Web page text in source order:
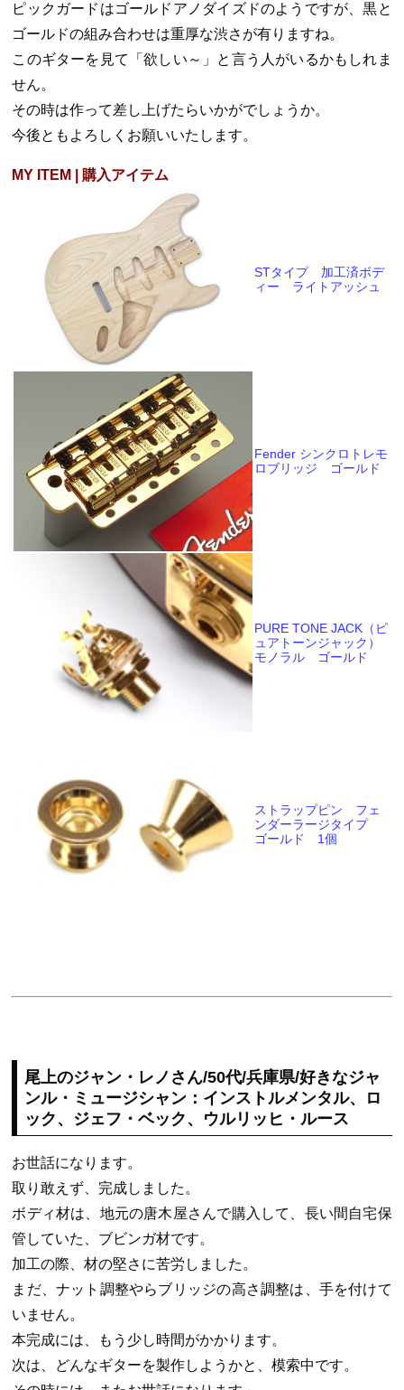
ピックガードはゴールドアノダイズドのようですが、黒と
ゴールドの組み合わせは重厚な渋さが有りますね。
このギターを見て「欲しい～」と言う人がいるかもしれま
せん。
その時は作って差し上げたらいかがでしょうか。
今後ともよろしくお願いいたします。
MY ITEM | 購入アイテム
STタイプ 加工済ボデ
ィー ライトアッシュ
Fender シンクロトレモ
ロブリッジ ゴールド
PURE TONE JACK（ピ
ュアトーンジャック）
モノラル ゴールド
ストラップピン フェ
ンダーラージタイプ
ゴールド 1個
尾上のジャン・レノさん/50代/兵庫県/好きなジャ
ンル・ミュージシャン：インストルメンタル、ロ
ック、ジェフ・ベック、ウルリッヒ・ルース
お世話になります。
取り敢えず、完成しました。
ボディ材は、地元の唐木屋さんで購入して、長い間自宅保
管していた、ブビンガ材です。
加工の際、材の堅さに苦労しました。
まだ、ナット調整やらブリッジの高さ調整は、手を付けて
いません。
本完成には、もう少し時間がかかります。
次は、どんなギターを製作しようかと、模索中です。